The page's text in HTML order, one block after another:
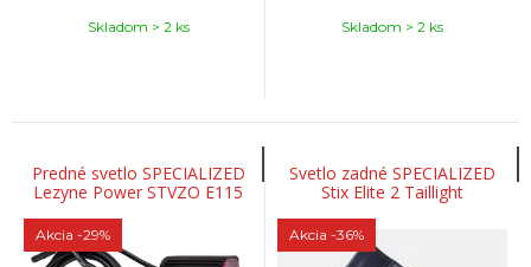
Skladom > 2 ks Skladom > 2 ks
Predné svetlo SPECIALIZED
Lezyne Power STVZO E115
Akcia -29%
Svetlo zadné SPECIALIZED
Stix Elite 2 Taillight
Akcia -36%